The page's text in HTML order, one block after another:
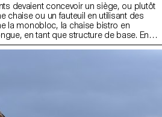
devaient concevoir un siège, ou plutôt
chaise ou un fauteuil en utilisant des
la monobloc, la chaise bistro en
en tant que structure de base. En
Kvadrat, les designs
à-dire ne pas altérer la structure
conserver ou modifier la fonction
visaient à améliorer le
des sièges.